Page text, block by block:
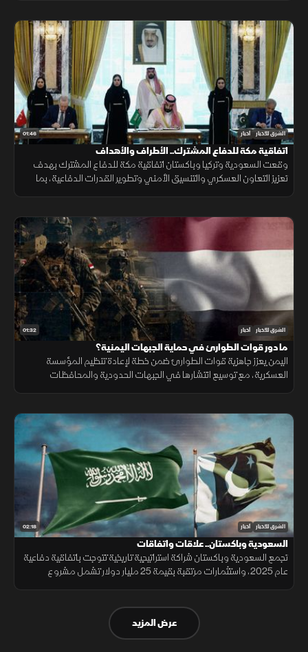
01:46 الشرق للأخبار أخبار
اتفاقية مكة للدفاع المشترك.. الأطراف والأهداف
وقعت السعودية وتركيا وباكستان اتفاقية مكة للدفاع المشترك بهدف
تعزيز التعاون العسكري والتنسيق الأمني وتطوير القدرات الدفاعية، بما
01:32 الشرق للأخبار أخبار
ما دور قوات الطوارئ في حماية الجبهات اليمنية؟
اليمن يعزز جاهزية قوات الطوارئ ضمن خطة لإعادة تنظيم المؤسسة
العسكرية، مع توسيع انتشارها في الجبهات الحدودية والمحافظات
02:18 الشرق للأخبار أخبار
السعودية وباكستان.. علاقات واتفاقات
تجمع السعودية وباكستان شراكة استراتيجية تاريخية تتوجت باتفاقية دفاعية
عام 2025، واستثمارات مرتقبة بقيمة 25 مليار دولار تشمل مشروع
عرض المزيد